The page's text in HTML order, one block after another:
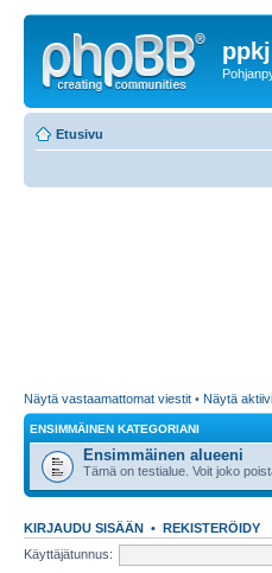
Etusivu
Näytä vastaamattomat viestit • Näytä
ENSIMMÄINEN KATEGORIANI
Ensimmäinen alueeni
Tämä on testialue. Voit joko
KIRJAUDU SISÄÄN • REKISTERÖIDY
Käyttäjätunnus: